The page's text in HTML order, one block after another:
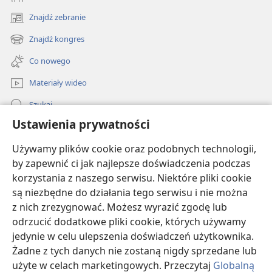
Ustawienia prywatności
Używamy plików cookie oraz podobnych technologii,
by zapewnić ci jak najlepsze doświadczenia podczas
korzystania z naszego serwisu. Niektóre pliki cookie
są niezbędne do działania tego serwisu i nie można
z nich zrezygnować. Możesz wyrazić zgodę lub
odrzucić dodatkowe pliki cookie, których używamy
jedynie w celu ulepszenia doświadczeń użytkownika.
Żadne z tych danych nie zostaną nigdy sprzedane lub
użyte w celach marketingowych. Przeczytaj Globalną
latach ten pogląd się
zmienił. Na przykład
w 2004 roku w pewnym
czasopiśmie medycznym
wyrażono opinię, że
„wiele metod
opracowanych w celu leczenia pacjentów będących
standardową praktyką”d . A w roku 2010
że „bezkrwawa chirurgia nie powinna być zawężana
jedynie do Ś[wiadków] J[ehowy]; powinna raczej stać
się rutynowym postępowaniem w praktyce
chirurgicznej”.
Obecnie na całym świecie tysiące lekarzy
przeprowadza bez transfuzji skomplikowane operacje,
wykorzystując techniki oszczędzania krwi. Takie
alternatywne metody są stosowane nawet w krajach
Znajdź zebranie
(opens
new
window)
Znajdź kongres
(opens
new
window)
Co nowego
Materiały wideo
Szukaj
Pomoc
Darowizny
(opens
new
window)BIBLIOTEKA INTERNETOWA Strażnicy
(opens
new
window)JW Hub®
(opens
new
window)JW Library ®